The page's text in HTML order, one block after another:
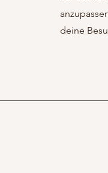
deine